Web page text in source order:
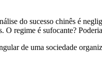
do sucesso chinês é
O regime é sufocante?
de uma sociedade